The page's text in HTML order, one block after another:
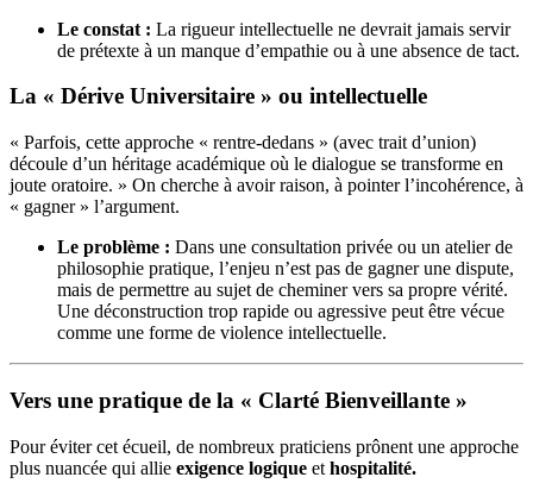
Le constat : La rigueur intellectuelle ne devrait jamais servir
de prétexte à un manque d’empathie ou à une absence de tact.
La « Dérive Universitaire » ou intellectuelle
« Parfois, cette approche « rentre-dedans » (avec trait d’union)
découle d’un héritage académique où le dialogue se transforme en
joute oratoire. » On cherche à avoir raison, à pointer l’incohérence, à
« gagner » l’argument.
Le problème : Dans une consultation privée ou un atelier de
philosophie pratique, l’enjeu n’est pas de gagner une dispute,
mais de permettre au sujet de cheminer vers sa propre vérité.
Une déconstruction trop rapide ou agressive peut être vécue
comme une forme de violence intellectuelle.
Vers une pratique de la « Clarté Bienveillante »
Pour éviter cet écueil, de nombreux praticiens prônent une approche
plus nuancée qui allie exigence logique et hospitalité.